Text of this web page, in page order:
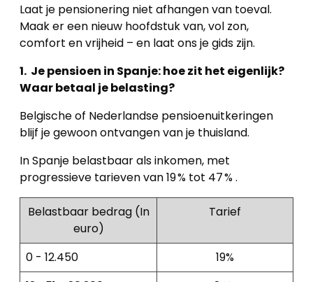
Laat je pensionering niet afhangen van toeval.
Maak er een nieuw hoofdstuk van, vol zon,
comfort en vrijheid – en laat ons je gids zijn.
1. Je pensioen in Spanje: hoe zit het eigenlijk?
Waar betaal je belasting?
Belgische of Nederlandse pensioenuitkeringen
blijf je gewoon ontvangen van je thuisland.
In Spanje belastbaar als inkomen, met
progressieve tarieven van 19 % tot 47 % .
Belastbaar bedrag (In
euro)
Tarief
0 - 12.450
19%